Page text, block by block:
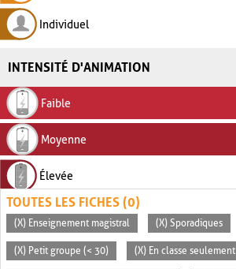
Individuel
INTENSITÉ D'ANIMATION
Faible
Moyenne
Élevée
TOUTES LES FICHES (0)
(X) Enseignement magistral (X) Sporadiques
(X) Petit groupe (< 30) (X) En classe seulement